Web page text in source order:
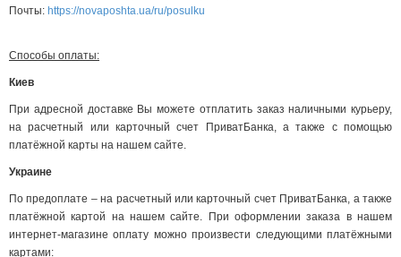
Почты: https://novaposhta.ua/ru/posulku
Способы оплаты:
Киев
При адресной доставке Вы можете отплатить заказ наличными курьеру,
на расчетный или карточный счет ПриватБанка, а также с помощью
платёжной карты на нашем сайте.
Украине
По предоплате – на расчетный или карточный счет ПриватБанка, а также
платёжной картой на нашем сайте. При оформлении заказа в нашем
интернет-магазине оплату можно произвести следующими платёжными
картами: